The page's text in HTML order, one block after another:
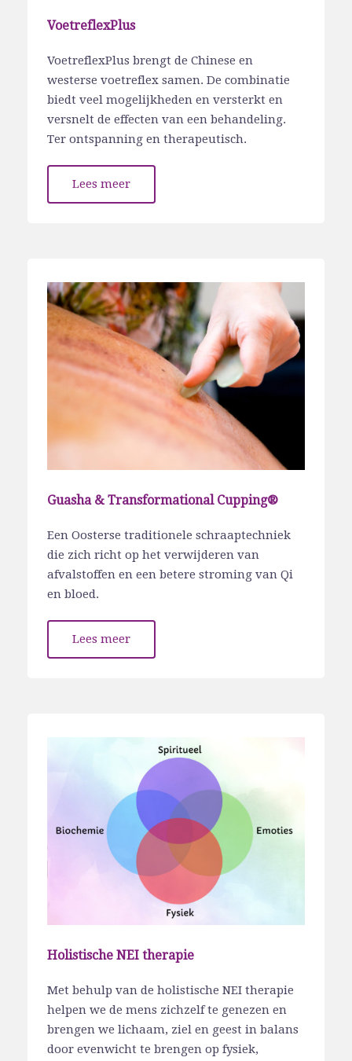
VoetreflexPlus
VoetreflexPlus brengt de Chinese en
westerse voetreflex samen. De combinatie
biedt veel mogelijkheden en versterkt en
versnelt de effecten van een behandeling.
Ter ontspanning en therapeutisch.
Lees meer
Guasha & Transformational Cupping®
Een Oosterse traditionele schraaptechniek
die zich richt op het verwijderen van
afvalstoffen en een betere stroming van Qi
en bloed.
Lees meer
Holistische NEI therapie
Met behulp van de holistische NEI therapie
helpen we de mens zichzelf te genezen en
brengen we lichaam, ziel en geest in balans
door evenwicht te brengen op fysiek,